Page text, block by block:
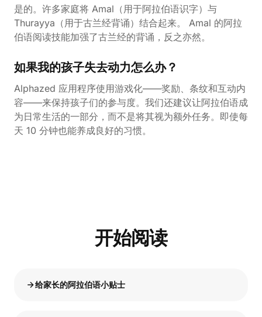
是的。许多家庭将 Amal（用于阿拉伯语识字）与
Thurayya（用于古兰经背诵）结合起来。 Amal 的阿拉
伯语阅读技能加强了古兰经的背诵，反之亦然。
如果我的孩子失去动力怎么办？
Alphazed 应用程序使用游戏化——奖励、条纹和互动内
容——来保持孩子们的参与度。我们还建议让阿拉伯语成
为日常生活的一部分，而不是将其视为额外任务。即使每
天 10 分钟也能养成良好的习惯。
开始阅读
给家长的阿拉伯语小贴士